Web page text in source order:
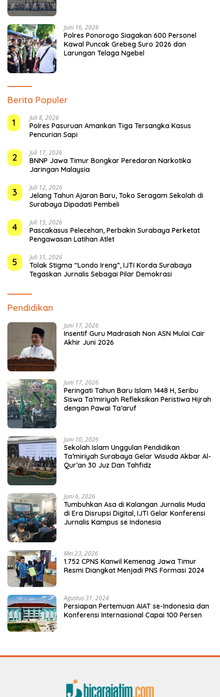
Juni 16, 2026
Polres Ponorogo Siagakan 600 Personel
Kawal Puncak Grebeg Suro 2026 dan
Larungan Telaga Ngebel
Berita Populer
1
Juli 8, 2026
Polres Pasuruan Amankan Tiga Tersangka Kasus
Pencurian Sapi
2 Juli 17, 2026
BNNP Jawa Timur Bongkar Peredaran Narkotika
Jaringan Malaysia
3 Juli 12, 2026
Jelang Tahun Ajaran Baru, Toko Seragam Sekolah di
Surabaya Dipadati Pembeli
4 Juli 15, 2026
Pascakasus Pelecehan, Perbakin Surabaya Perketat
Pengawasan Latihan Atlet
5 Juli 31, 2026
Tolak Stigma “Londo Ireng”, IJTI Korda Surabaya
Tegaskan Jurnalis Sebagai Pilar Demokrasi
Pendidikan
Juni 17, 2026
Insentif Guru Madrasah Non ASN Mulai Cair
Akhir Juni 2026
Juni 17, 2026
Peringati Tahun Baru Islam 1448 H, Seribu
Siswa Ta’miriyah Refleksikan Peristiwa Hijrah
dengan Pawai Ta’aruf
Juni 10, 2026
Sekolah Islam Unggulan Pendidikan
Ta’miriyah Surabaya Gelar Wisuda Akbar Al-
Qur’an 30 Juz Dan Tahfidz
Juni 6, 2026
Tumbuhkan Asa di Kalangan Jurnalis Muda
di Era Disrupsi Digital, IJTI Gelar Konferensi
Jurnalis Kampus se Indonesia
Mei 23, 2026
1.752 CPNS Kanwil Kemenag Jawa Timur
Resmi Diangkat Menjadi PNS Formasi 2024
Agustus 31, 2024
Persiapan Pertemuan AIAT se-Indonesia dan
Konferensi Internasional Capai 100 Persen